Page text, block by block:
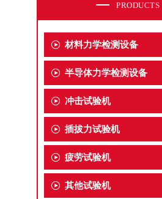
PRODUCTS
材料力学检测设备
半导体力学检测设备
冲击试验机
插拔力试验机
疲劳试验机
其他试验机